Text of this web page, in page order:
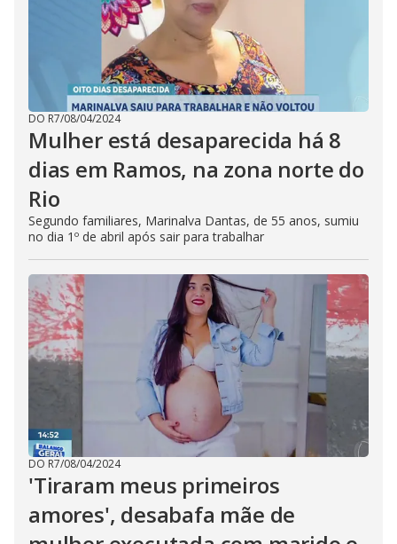
DO R7/08/04/2024
Mulher está desaparecida há 8
dias em Ramos, na zona norte do
Rio
Segundo familiares, Marinalva Dantas, de 55 anos, sumiu
no dia 1º de abril após sair para trabalhar
DO R7/08/04/2024
'Tiraram meus primeiros
amores', desabafa mãe de